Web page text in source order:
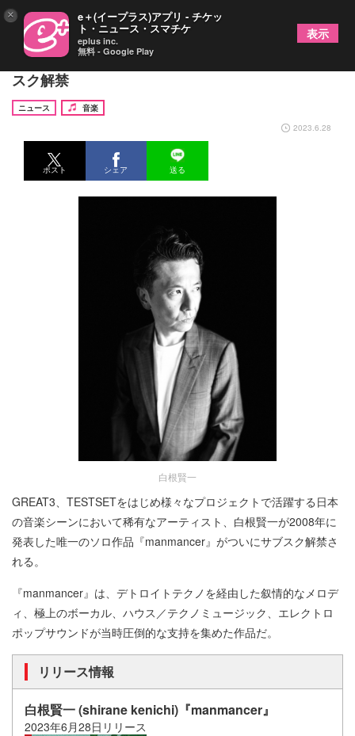
白根賢一、唯一のソロ作品『manmancer』がサブ
スク解禁
ニュース
音楽
2023.6.28
ポスト シェア 送る
白根賢一
GREAT3、TESTSETをはじめ様々なプロジェクトで活躍する日本
の音楽シーンにおいて稀有なアーティスト、白根賢一が2008年に
発表した唯一のソロ作品『manmancer』がついにサブスク解禁さ
れる。
『manmancer』は、デトロイトテクノを経由した叙情的なメロデ
ィ、極上のボーカル、ハウス／テクノミュージック、エレクトロ
ポップサウンドが当時圧倒的な支持を集めた作品だ。
リリース情報
白根賢一 (shirane kenichi)『manmancer』
2023年6月28日リリース
× e＋(イープラス)アプリ - チケッ
ト・ニュース・スマチケ
eplus inc.
無料 - Google Play
表示